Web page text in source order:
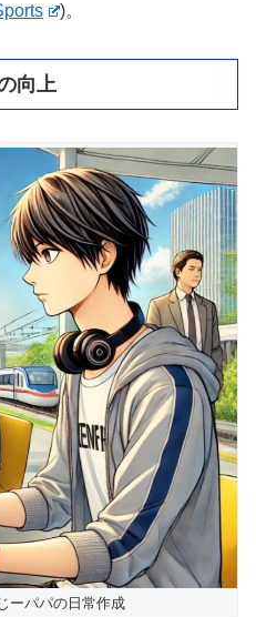
)​。
向上
ーパパの日常作成